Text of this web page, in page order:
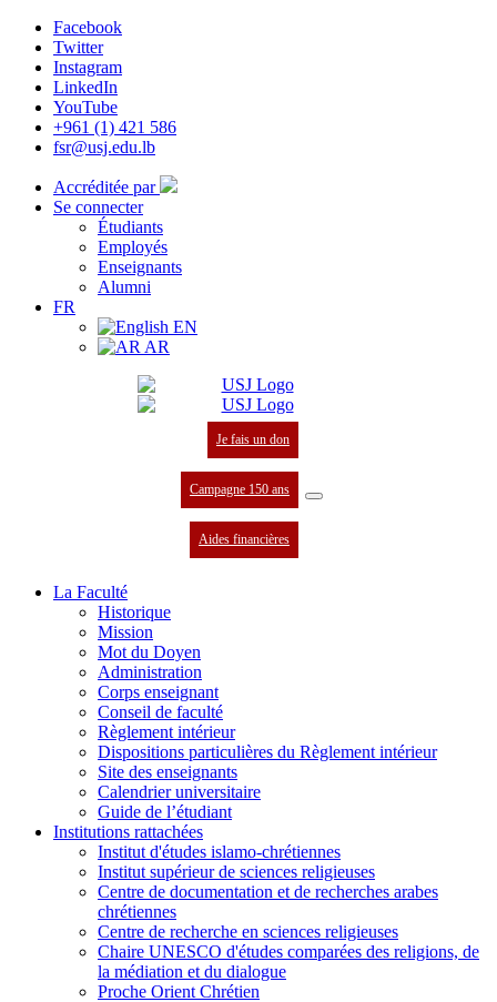
Facebook
Twitter
Instagram
LinkedIn
YouTube
+961 (1) 421 586
fsr@usj.edu.lb
Accréditée par
Se connecter
Étudiants
Employés
Enseignants
Alumni
FR
EN
AR
Je fais un don
Campagne 150 ans
Aides financières
La Faculté
Historique
Mission
Mot du Doyen
Administration
Corps enseignant
Conseil de faculté
Règlement intérieur
Dispositions particulières du Règlement intérieur
Site des enseignants
Calendrier universitaire
Guide de l’étudiant
Institutions rattachées
Institut d'études islamo-chrétiennes
Institut supérieur de sciences religieuses
Centre de documentation et de recherches arabes
chrétiennes
Centre de recherche en sciences religieuses
Chaire UNESCO d'études comparées des religions, de
la médiation et du dialogue
Proche Orient Chrétien